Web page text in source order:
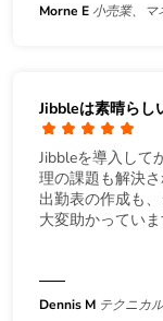
Morne E 小売業、マ
Jibbleは素晴らし
Jibbleを導入して
理の課題も解決
出勤表の作成も
大変助かっていま
Dennis M テクニカ